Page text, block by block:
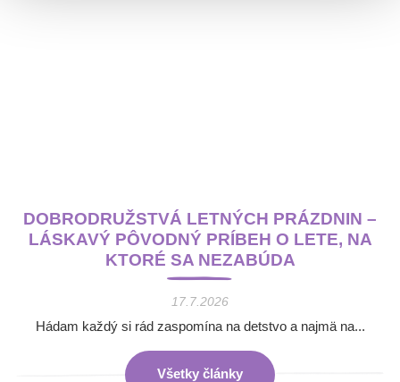
DOBRODRUŽSTVÁ LETNÝCH PRÁZDNIN –
LÁSKAVÝ PÔVODNÝ PRÍBEH O LETE, NA
KTORÉ SA NEZABÚDA
17.7.2026
Hádam každý si rád zaspomína na detstvo a najmä na...
Všetky články